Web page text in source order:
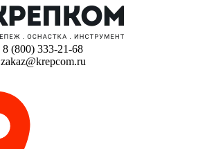
8 (800) 333-21-68
zakaz@krepcom.ru